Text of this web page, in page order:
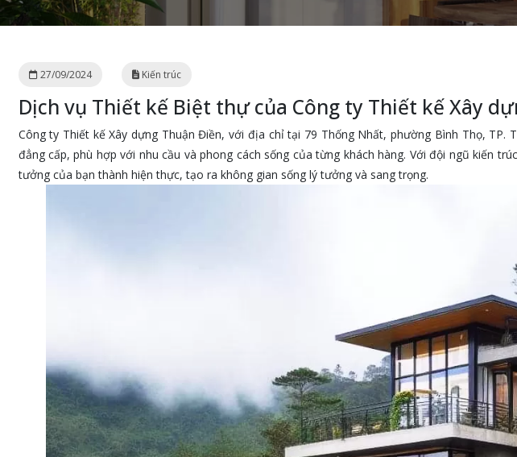
27/09/2024 Kiến trúc
Dịch vụ Thiết kế Biệt thự của Công ty Thiết kế Xây
Công ty Thiết kế Xây dựng Thuận Điền, với địa chỉ tại 79 Thống Nhất, phường Bình Thọ, TP.
đẳng cấp, phù hợp với nhu cầu và phong cách sống của từng khách hàng. Với đội ngũ kiến
tưởng của bạn thành hiện thực, tạo ra không gian sống lý tưởng và sang trọng.